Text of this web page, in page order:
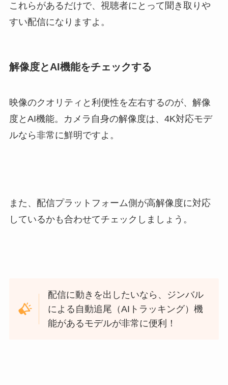
これらがあるだけで、視聴者にとって聞き取りや
すい配信になりますよ。
解像度とAI機能をチェックする
映像のクオリティと利便性を左右するのが、解像
度とAI機能。カメラ自身の解像度は、4K対応モデ
ルなら非常に鮮明ですよ。
また、配信プラットフォーム側が高解像度に対応
しているかも合わせてチェックしましょう。
配信に動きを出したいなら、ジンバル
による自動追尾（AIトラッキング）機
能があるモデルが非常に便利！